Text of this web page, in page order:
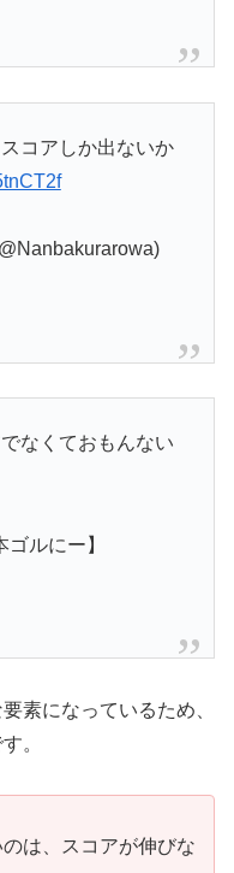
コアしか出ないか
なくておもんない
ルにー】
素になっているため、
。
は、スコアが伸びな